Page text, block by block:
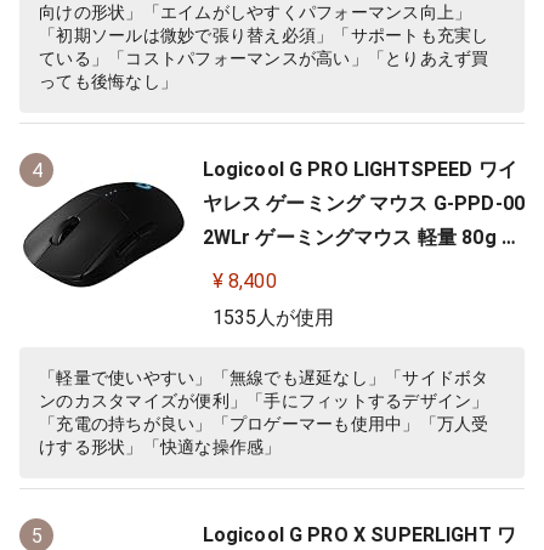
向けの形状」「エイムがしやすくパフォーマンス向上」
「初期ソールは微妙で張り替え必須」「サポートも充実し
ている」「コストパフォーマンスが高い」「とりあえず買
っても後悔なし」
4
Logicool G PRO LIGHTSPEED ワイ
ヤレス ゲーミング マウス G-PPD-00
2WLr ゲーミングマウス 軽量 80g H
ERO 25Kセンサー 充電 POWERPLA
Y 対応 ゲーム 充電 無線 左右対称 FP
正規品
¥ 8,400
1535人が使用
「軽量で使いやすい」「無線でも遅延なし」「サイドボタ
ンのカスタマイズが便利」「手にフィットするデザイン」
「充電の持ちが良い」「プロゲーマーも使用中」「万人受
けする形状」「快適な操作感」
5
Logicool G PRO X SUPERLIGHT ワ